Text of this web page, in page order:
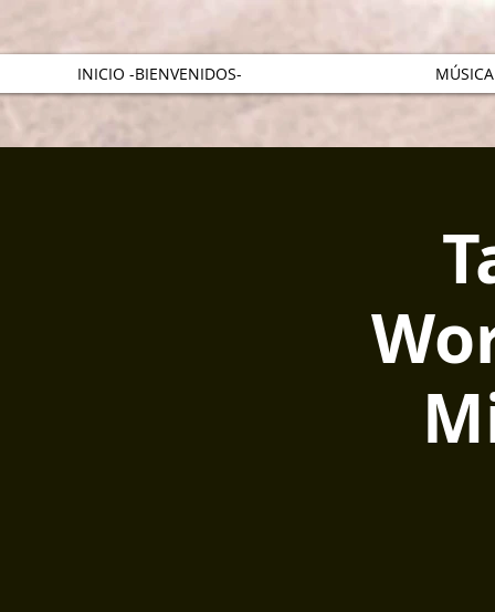
INICIO -BIENVENIDOS-